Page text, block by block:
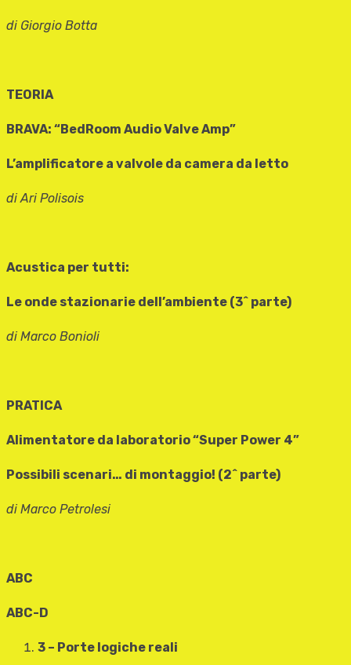
di Giorgio Botta
TEORIA
BRAVA: “BedRoom Audio Valve Amp”
L’amplificatore a valvole da camera da letto
di Ari Polisois
Acustica per tutti:
Le onde stazionarie dell’ambiente (3^ parte)
di Marco Bonioli
PRATICA
Alimentatore da laboratorio “Super Power 4”
Possibili scenari… di montaggio! (2^ parte)
di Marco Petrolesi
ABC
ABC-D
3 – Porte logiche reali